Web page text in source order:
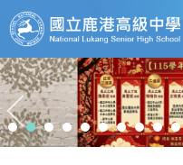
跳
到
主
要
內
容
區